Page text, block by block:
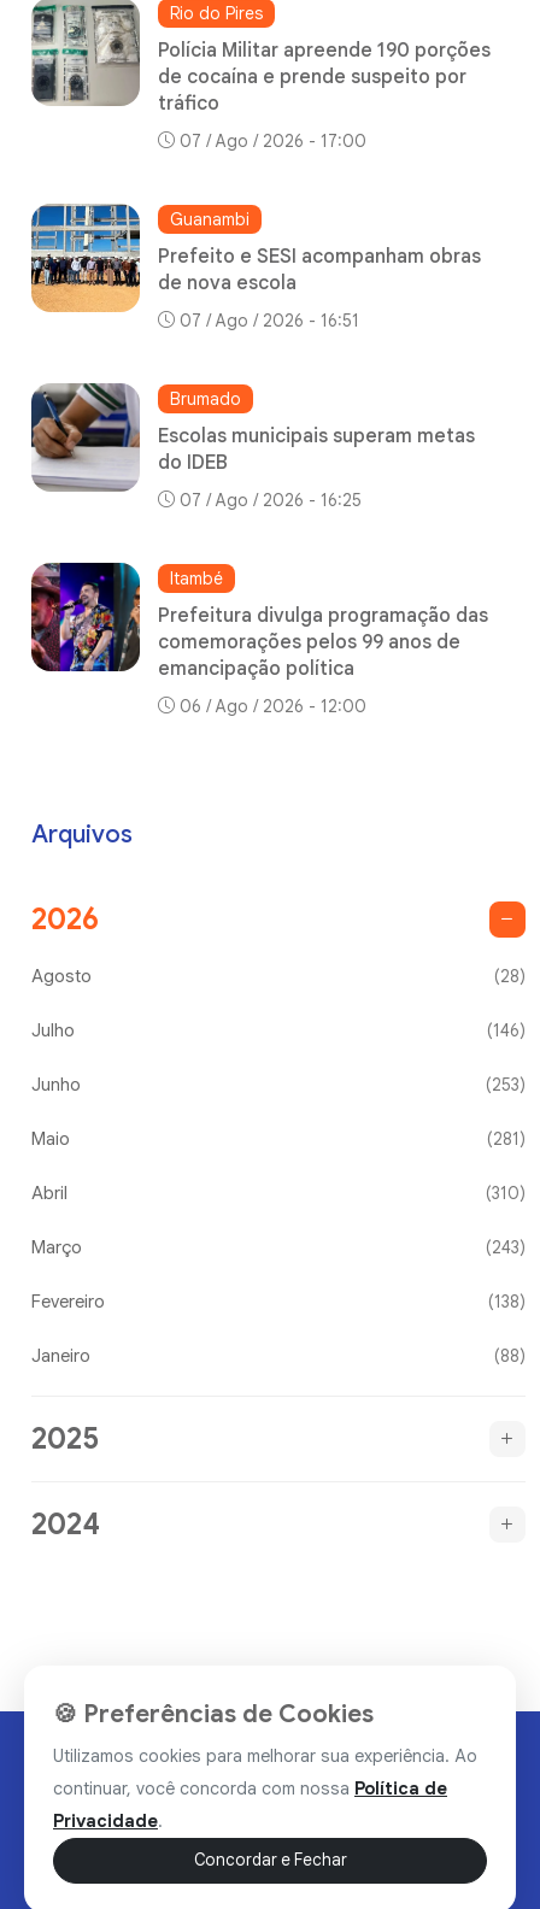
Rio do Pires
Polícia Militar apreende 190 porções
de cocaína e prende suspeito por
tráfico
07 / Ago / 2026 - 17:00
Guanambi
Prefeito e SESI acompanham obras
de nova escola
07 / Ago / 2026 - 16:51
Brumado
Escolas municipais superam metas
do IDEB
07 / Ago / 2026 - 16:25
Itambé
Prefeitura divulga programação das
comemorações pelos 99 anos de
emancipação política
06 / Ago / 2026 - 12:00
Arquivos
2026
Agosto (28)
Julho (146)
Junho (253)
Maio (281)
Abril (310)
Março (243)
Fevereiro (138)
Janeiro (88)
2025
2024
🍪 Preferências de Cookies
Utilizamos cookies para melhorar sua experiência. Ao
continuar, você concorda com nossa Política de
Privacidade.
Concordar e Fechar